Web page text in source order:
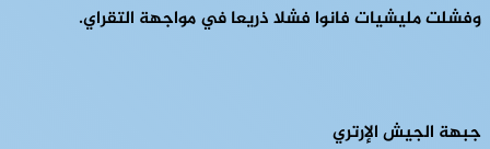
وفشلت مليشيات فانوا فشلا ذريعا في مواجهة التقراي.
جبهة الجيش الإرتري